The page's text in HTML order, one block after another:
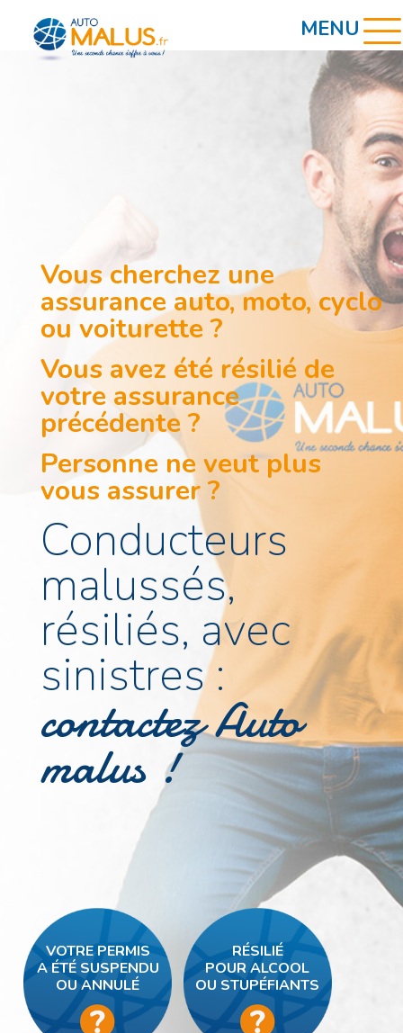
Vous cherchez une
assurance auto, moto, cyclo
ou voiturette ?
Vous avez été résilié de
votre assurance
précédente ?
Personne ne veut plus
vous assurer ?
Conducteurs
malussés,
résiliés, avec
sinistres :
contactez Auto
malus !
VOTRE PERMIS
A ÉTÉ SUSPENDU
OU ANNULÉ
RÉSILIÉ
POUR ALCOOL
OU STUPÉFIANTS